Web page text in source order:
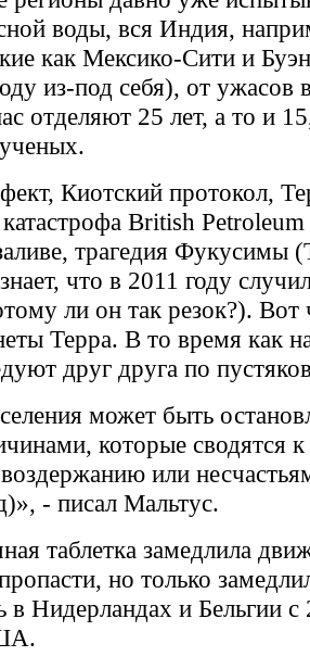
воды, вся Индия,
как Мексико-Сити и
из-под себя), от ужасов
отделяют 25 лет, а то и
Киотский протокол,
British Petroleum
трагедия Фукусимы
что в 2011 году
ли он так резок?). Вот
Терра. В то время как
друг друга по
может быть
которые сводятся к
или
- писал Мальтус.
таблетка замедлила
но только
Нидерландах и Бельгии с